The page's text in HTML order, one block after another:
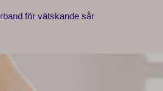
för vätskande sår